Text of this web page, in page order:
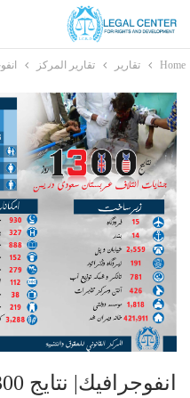
Home تقارير تقارير المركز